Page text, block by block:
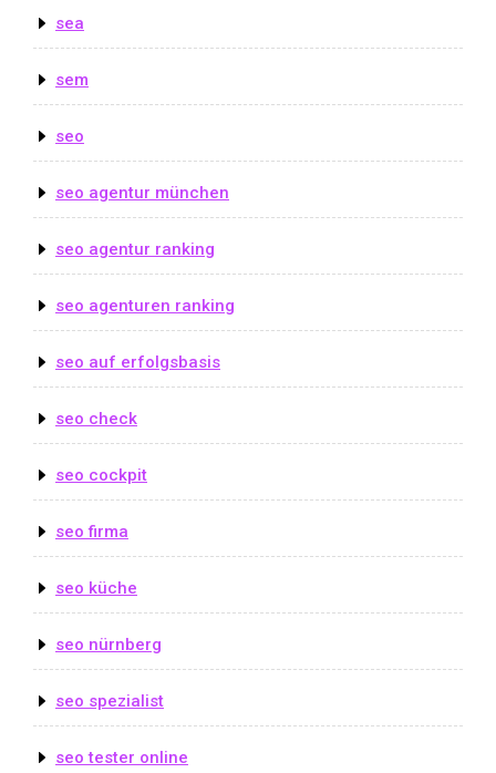
sea
sem
seo
seo agentur münchen
seo agentur ranking
seo agenturen ranking
seo auf erfolgsbasis
seo check
seo cockpit
seo firma
seo küche
seo nürnberg
seo spezialist
seo tester online